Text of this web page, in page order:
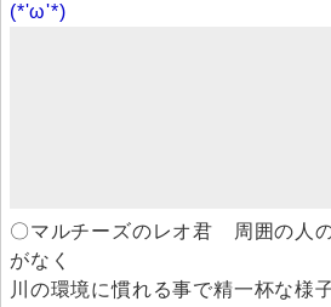
(*'ω'*)
〇マルチーズのレオ君 周囲の人
がなく
川の環境に慣れる事で精一杯な様